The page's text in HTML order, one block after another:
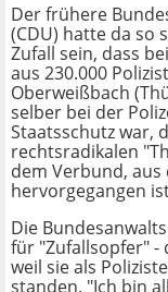
Der frühere
(CDU) hatte da so
Zufall sein, dass
aus 230.000
Oberweißbach
selber bei der
Staatsschutz war,
rechtsradikalen
dem Verbund, aus
hervorgegangen
Die
für "Zufallsopfer" -
weil sie als
standen. "Ich bin